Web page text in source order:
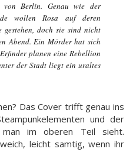
von Berlin. Genau wie der
wollen Rosa auf deren
gestehen, doch sie sind nicht
Abend. Ein Mörder hat sich
planen eine Rebellion
der Stadt liegt ein uraltes
Das Cover trifft genau ins
und der
im oberen Teil sieht.
leicht samtig, wenn ihr